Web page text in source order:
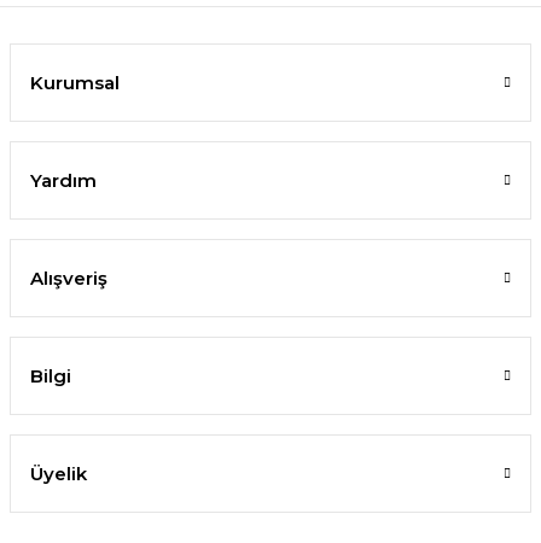
Kurumsal
Yardım
Alışveriş
Bilgi
Üyelik